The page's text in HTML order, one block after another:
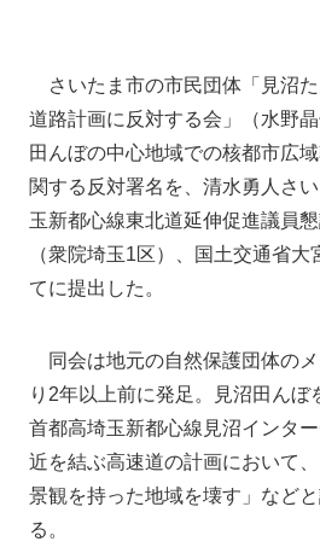
道、外環道、関越道の位置
さいたま市の市民団体「見沼
道路計画に反対する会」（水野
田んぼの中心地域での核都市広
関する反対署名を、清水勇人さ
玉新都心線東北道延伸促進議員
（衆院埼玉1区）、国土交通省
てに提出した。
同会は地元の自然保護団体の
り2年以上前に発足。見沼田んぼ
首都高埼玉新都心線見沼インタ
近を結ぶ高速道の計画において
景観を持った地域を壊す」など
る。